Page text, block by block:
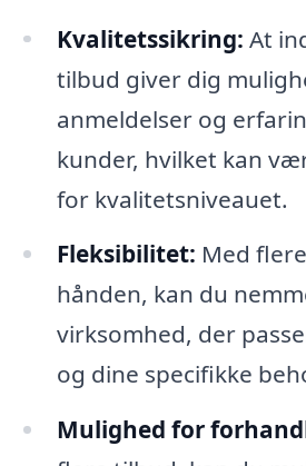
Kvalitetssikring: At
tilbud giver dig
anmeldelser og
kunder, hvilket kan
for kvalitetsniveauet.
Fleksibilitet: Med
hånden, kan du
virksomhed, der
og dine specifikke
Mulighed for